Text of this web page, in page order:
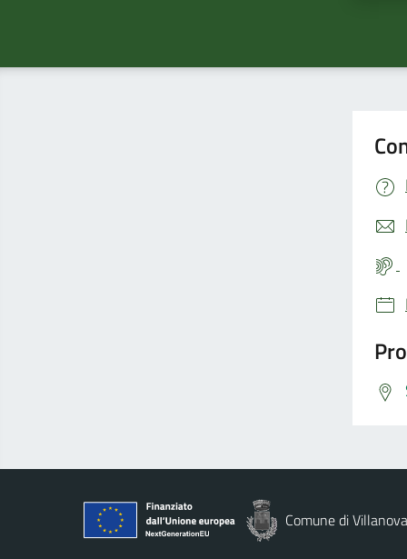
Comune di